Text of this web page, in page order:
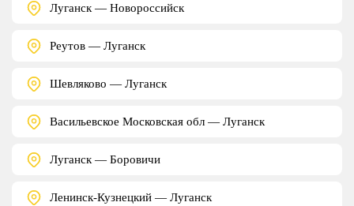
Луганск — Новороссийск
Реутов — Луганск
Шевляково — Луганск
Васильевское Московская обл — Луганск
Луганск — Боровичи
Ленинск-Кузнецкий — Луганск